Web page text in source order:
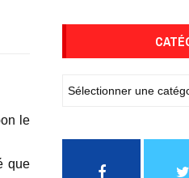
le
que